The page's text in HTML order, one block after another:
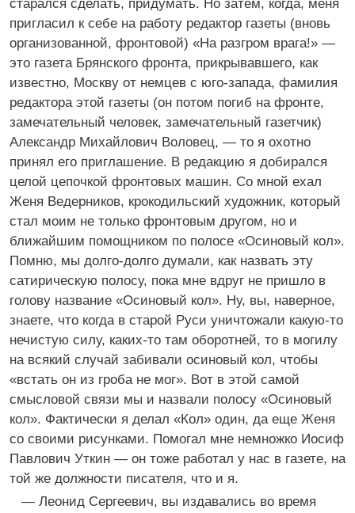
старался сделать, придумать. Но затем, когда, меня
пригласил к себе на работу редактор газеты (вновь
организованной, фронтовой) «На разгром врага!» —
это газета Брянского фронта, прикрывавшего, как
известно, Москву от немцев с юго-запада, фамилия
редактора этой газеты (он потом погиб на фронте,
замечательный человек, замечательный газетчик)
Александр Михайлович Воловец, — то я охотно
принял его приглашение. В редакцию я добирался
целой цепочкой фронтовых машин. Со мной ехал
Женя Ведерников, крокодильский художник, который
стал моим не только фронтовым другом, но и
ближайшим помощником по полосе «Осиновый кол».
Помню, мы долго-долго думали, как назвать эту
сатирическую полосу, пока мне вдруг не пришло в
голову название «Осиновый кол». Ну, вы, наверное,
знаете, что когда в старой Руси уничтожали какую-то
нечистую силу, каких-то там оборотней, то в могилу
на всякий случай забивали осиновый кол, чтобы
«встать он из гроба не мог». Вот в этой самой
смысловой связи мы и назвали полосу «Осиновый
кол». Фактически я делал «Кол» один, да еще Женя
со своими рисунками. Помогал мне немножко Иосиф
Павлович Уткин — он тоже работал у нас в газете, на
той же должности писателя, что и я.
— Леонид Сергеевич, вы издавались во время